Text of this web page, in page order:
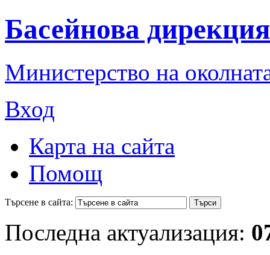
Басейнова
Министерство на
Вход
Карта на сайта
Помощ
Търсене в сайта:
Последна актуализация: